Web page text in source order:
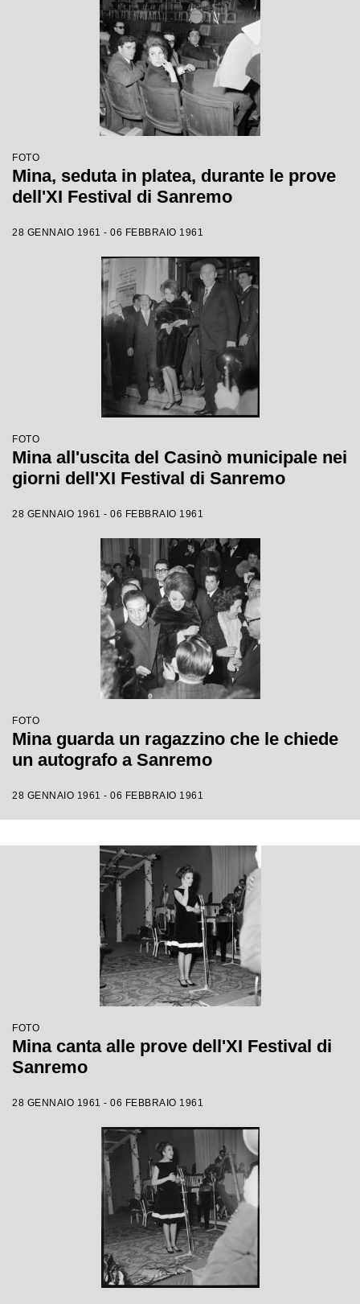
FOTO
Mina, seduta in platea, durante le prove
dell'XI Festival di Sanremo
28 GENNAIO 1961 - 06 FEBBRAIO 1961
FOTO
Mina all'uscita del Casinò municipale nei
giorni dell'XI Festival di Sanremo
28 GENNAIO 1961 - 06 FEBBRAIO 1961
FOTO
Mina guarda un ragazzino che le chiede
un autografo a Sanremo
28 GENNAIO 1961 - 06 FEBBRAIO 1961
FOTO
Mina canta alle prove dell'XI Festival di
Sanremo
28 GENNAIO 1961 - 06 FEBBRAIO 1961